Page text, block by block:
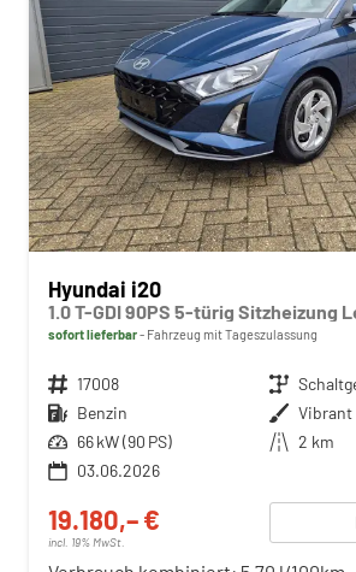
Hyundai i20
sofort lieferbar Fahrzeug mit Tageszulassung
Fahrzeugnr. 17008 Getriebe
Kraftstoff Benzin Außenfarbe Vibrant
Leistung 66 kW (90 PS) Kilometerstand 2 km
03.06.2026
19.180,– €
incl. 19% MwSt.